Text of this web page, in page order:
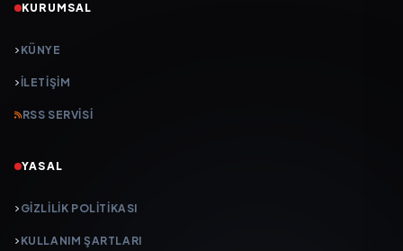
KURUMSAL
KÜNYE
İLETIŞIM
RSS SERVISI
YASAL
GIZLILIK POLITIKASI
KULLANIM ŞARTLARI